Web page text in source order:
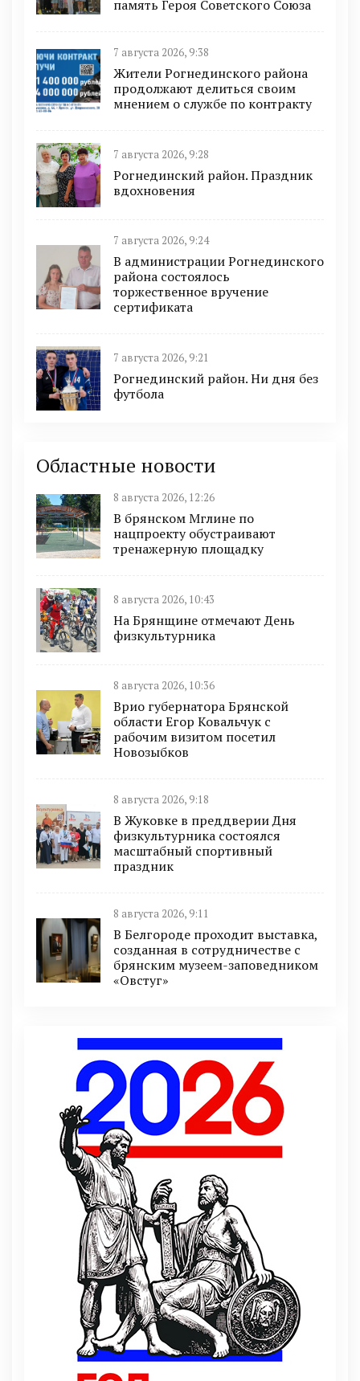
память Героя Советского Союза
7 августа 2026, 9:38
Жители Рогнединского района
продолжают делиться своим
мнением о службе по контракту
7 августа 2026, 9:28
Рогнединский район. Праздник
вдохновения
7 августа 2026, 9:24
В администрации Рогнединского
района состоялось
торжественное вручение
сертификата
7 августа 2026, 9:21
Рогнединский район. Ни дня без
футбола
Областные новости
8 августа 2026, 12:26
В брянском Мглине по
нацпроекту обустраивают
тренажерную площадку
8 августа 2026, 10:43
На Брянщине отмечают День
физкультурника
8 августа 2026, 10:36
Врио губернатора Брянской
области Егор Ковальчук с
рабочим визитом посетил
Новозыбков
8 августа 2026, 9:18
В Жуковке в преддверии Дня
физкультурника состоялся
масштабный спортивный
праздник
8 августа 2026, 9:11
В Белгороде проходит выставка,
созданная в сотрудничестве с
брянским музеем-заповедником
«Овстуг»